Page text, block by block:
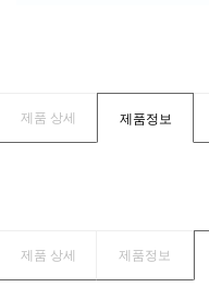
제품 상세 제품정보
제품 상세 제품정보